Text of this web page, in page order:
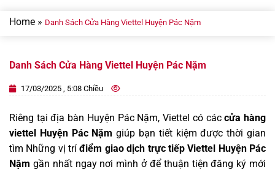
Home » Danh Sách Cửa Hàng Viettel Huyện Pác Nặm
Danh Sách Cửa Hàng Viettel Huyện Pác Nặm
17/03/2025 , 5:08 Chiều
Riêng tại địa bàn Huyện Pác Nặm, Viettel có cáccửa hàng
viettel Huyện Pác Nặm giúp bạn tiết kiệm được thời gian
tìm Những vị tríđiểm giao dịch trực tiếp Viettel Huyện Pác
Nặm gần nhất ngay nơi mình ở để thuận tiện đăng ký mới